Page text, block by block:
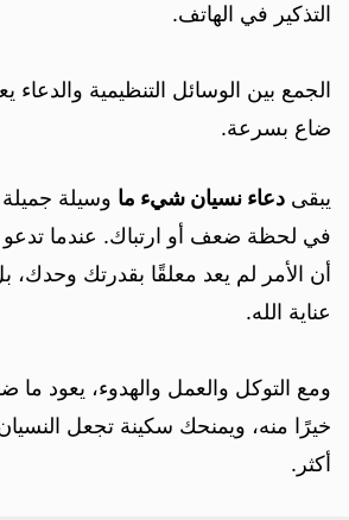
التذكير في الهاتف.
الجمع بين الوسائل التنظيمية
ضاع بسرعة.
يبقى دعاء نسيان شيء ما وسيلة
في لحظة ضعف أو ارتباك. عندما
أن الأمر لم يعد معلقًا بقدرتك
عناية الله.
ومع التوكل والعمل والهدوء، يعود ما
خيرًا منه، ويمنحك سكينة تجعل
أكثر.